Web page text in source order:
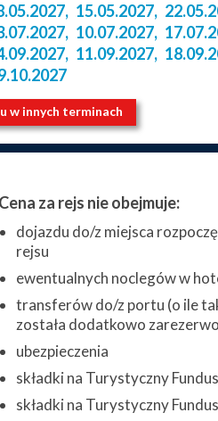
, 15.05.2027,
, 10.07.2027,
, 11.09.2027,
w innych terminach
Cena za rejs nie obejmuje:
dojazdu do/z miejsca
rejsu
ewentualnych noclegów w
transferów do/z portu (o ile
została dodatkowo
ubezpieczenia
składki na Turystyczny
składki na Turystyczny